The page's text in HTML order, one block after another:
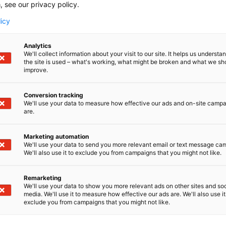
Toimia tarvitaan myös EU-tasolla. EU-
strategisen dialogin työryhmä on julkistanut
eurooppalaisen autoteollisuuden kilpailukyvyn
”Komission ehdotuksessa on paljon tärkeitä
aloite on seuraavalle kolmelle vuodelle
Valmistajat voivat esimerkiksi vuonna 2025
päästörajan, mutta heidän pitää vastaavasti
Jotta tavoitteeseen päästään ja samalla
kauppasotien uhkaamassa maailmassa, on
vetovoimasta. Vaikka Suomi ei ole suuri
kohtalonkysymykset sidottu vahvasti muun
europarlamentaarikkoKatri Kulmuni.
TALK Helsinki -keskustelufestivaali on osa
autonäyttely jatkuu Helsingin
kauppapolitiikan pelinappulana -keskusteluun
toimitusjohtaja Tero Kallio, ACEAn
see our privacy policy.
Analytics
We'll collect information about your visit to our site. It helps us
the site is used – what's working, what might be broken and what we
improve.
Conversion tracking
We'll use your data to measure how effective our ads and on-site
are.
Marketing automation
We'll use your data to send you more relevant email or text message
We'll also use it to exclude you from campaigns that you might not like.
Remarketing
We'll use your data to show you more relevant ads on other sites and
media. We'll use it to measure how effective our ads are. We'll also use
exclude you from campaigns that you might not like.